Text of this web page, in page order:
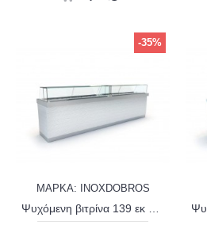
-35%
ΜΑΡΚΑ: INOXDOBROS